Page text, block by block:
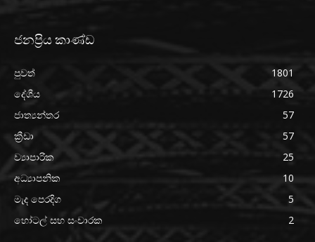
ජනප්‍රිය කාණ්ඩ
පුවත්
1801
දේශීය
1726
ජාත්‍යන්තර
57
ක්‍රීඩා
57
ව්‍යාපාරික
25
අධ්‍යාපනික
10
මැද පෙරදිග
5
හෝටල් සහ සංචාරක
2